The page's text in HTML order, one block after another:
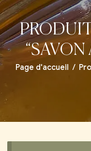
“SAVON
Page d'accueil /